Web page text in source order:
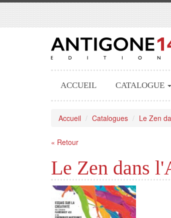
ACCUEIL CATALOGUE
Accueil Catalogues Le Zen
« Retour
Le Zen dans